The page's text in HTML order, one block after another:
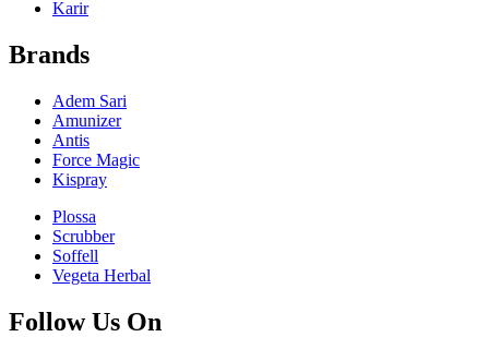
Karir
Brands
Adem Sari
Amunizer
Antis
Force Magic
Kispray
Plossa
Scrubber
Soffell
Vegeta Herbal
Follow Us On